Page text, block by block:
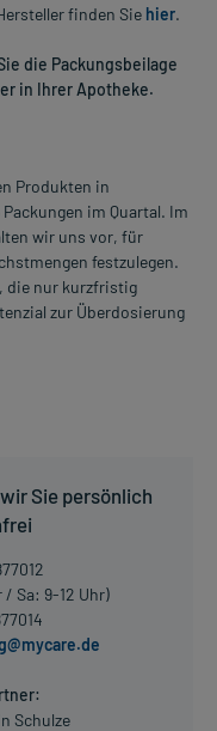
finden Sie hier.
die Packungsbeilage
in Ihrer Apotheke.
Produkten in
im Quartal. Im
wir uns vor, für
festzulegen.
die nur kurzfristig
zur Überdosierung
Sie persönlich
/ Sa: 9-12 Uhr)
Schulze